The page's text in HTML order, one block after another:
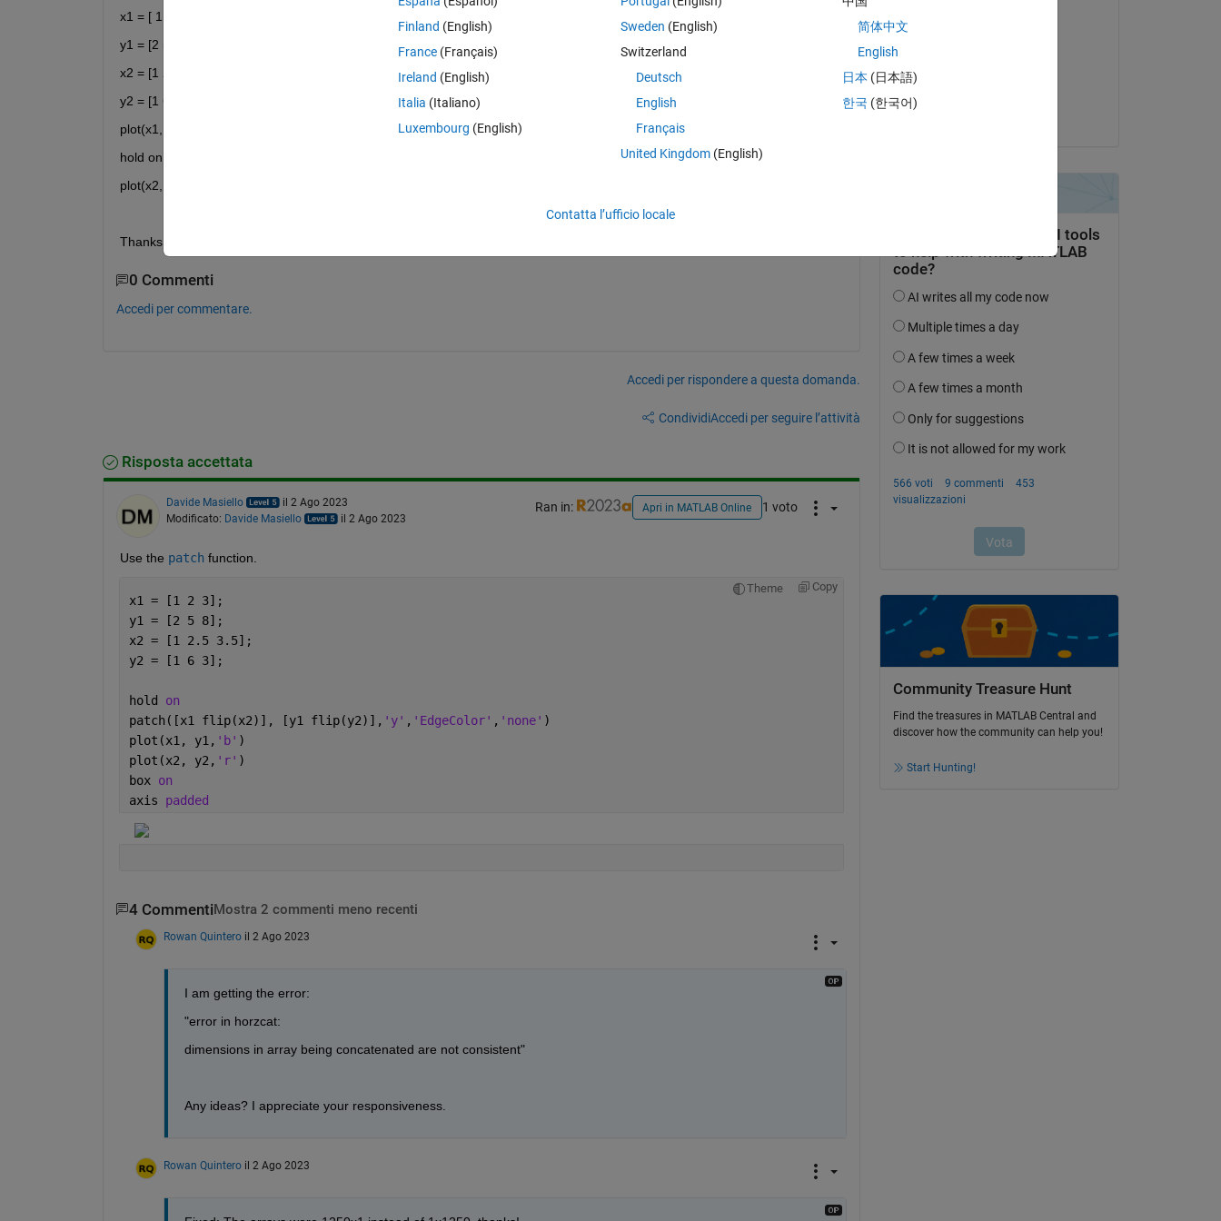
x1 = [ 1 2 3 ];
y1 = [2 5 8];
x2 = [1 2.5 3.5];
y2 = [1 6 3];
plot(x1, y1)
hold on
plot(x2, y2)
Thanks for the help!
0 Commenti
Accedi per commentare.
Accedi per rispondere a questa domanda.
CondividiAccedi per seguire l’attività
Risposta accettata
Davide Masiello
il 2 Ago 2023
Modificato: Davide Masiello il 2 Ago 2023
Ran in: Apri in MATLAB Online 1 voto
Use the patch function.
Theme Copy
x1 = [1 2 3];
y1 = [2 5 8];
x2 = [1 2.5 3.5];
y2 = [1 6 3];
hold on
patch([x1 flip(x2)], [y1 flip(y2)], 'y' , 'EdgeColor' , 'none' )
plot(x1, y1, 'b' )
plot(x2, y2, 'r' )
box on
axis padded
4 Commenti Mostra 2 commenti meno recenti
Rowan Quintero il 2 Ago 2023
I am getting the error:
"error in horzcat:
dimensions in array being concatenated are not consistent"
Any ideas? I appreciate your responsiveness.
Rowan Quintero il 2 Ago 2023
Community Treasure Hunt
Find the treasures in MATLAB Central and
discover how the community can help you!
Start Hunting!
Finland (English)
France (Français)
Ireland (English)
Italia (Italiano)
Luxembourg (English)
Sweden (English)
Switzerland
Deutsch
English
Français
United Kingdom(English)
简体中文
English
日本 (日本語)
한국 (한국어)
Contatta l’ufficio locale